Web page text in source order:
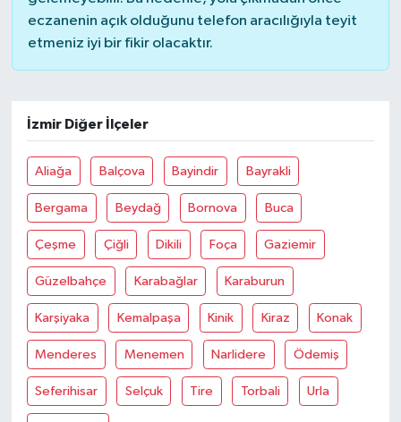
eczanenin açık olduğunu telefon aracılığıyla teyit
etmeniz iyi bir fikir olacaktır.
İzmir Diğer İlçeler
Aliağa Balçova Bayindir Bayrakli
Bergama Beydağ Bornova Buca
Çeşme Çiğli Dikili Foça Gaziemir
Güzelbahçe Karabağlar Karaburun
Karşiyaka Kemalpaşa Kinik Kiraz Konak
Menderes Menemen Narlidere Ödemiş
Seferihisar Selçuk Tire Torbali Urla